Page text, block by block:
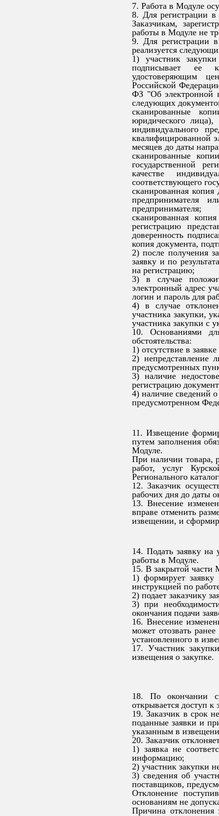
7. Работа в Модуле
8. Для регистрации
Заказчикам,
работы в Модуле не
9. Для регистрации
реализуется
1) участник
подписывает ее
удостоверяющим
Российской
ФЗ "Об электронной
следующих
сканированные
юридического лица),
индивидуального
квалифицированной
месяцев до даты
сканированные
государственной
качестве
соответствующего
сканированная копия
предпринимателя
предпринимателя;
сканированная
регистрацию
доверенность
копия документа,
2) после получения
заявку и по
на регистрацию;
3) в случае
электронный адрес
логин и пароль для
4) в случае
участника закупки,
участника закупки с
10. Основаниями
обстоятельства:
1) отсутствие в
2) непредставление
предусмотренных
3) наличие
регистрацию
4) наличие сведений
предусмотренном
11. Извещение
путем заполнения
Модуле.
При наличии товара,
работ, услуг
Регионального
12. Заказчик
рабочих дня до даты
13. Внесение
вправе отменить
извещении, и
14. Подать заявку на
работы в Модуле.
15. В закрытой части
1) формирует заявку
инструкцией по
2) подает заказчику
3) при
окончания подачи
16. Внесение
может отозвать
установленного в
17. Участник
извещения о закупке.
18. По окончании
открывается доступ
19. Заказчик в срок
поданные заявки и
указанным в
20. Заказчик
1) заявка не
информацию;
2) участник закупки
3) сведения об
поставщиков,
Отклонение
основаниям не
Причина отклонения